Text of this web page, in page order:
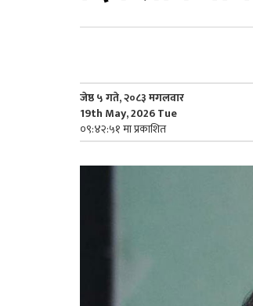
जेष्ठ ५ गते, २०८३ मगलवार
19th May, 2026 Tue
०९:४२:५१ मा प्रकाशित